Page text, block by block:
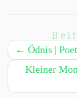
← Ödnis |
Kleiner